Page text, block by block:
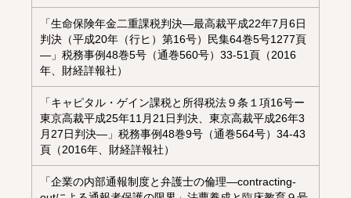
「生命保険年金二重課税判決―最高裁平成22年7月6日
判決（平成20年（行ヒ）第16号）民集64巻5号1277頁
―」税務事例48巻5号（通巻560号）33-51頁（2016
年、財経詳報社）
「キャピタル・ゲイン課税と所得税法９条１項16号ー
東京高裁平成25年11月21日判決、東京高裁平成26年3
月27日判決―」税務事例48巻9号（通巻564号）34-43
頁（2016年、財経詳報社）
「企業の内部通報制度と弁護士の倫理―contracting-